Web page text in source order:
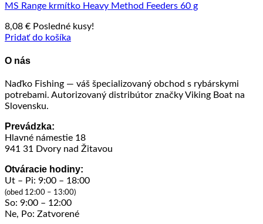
MS Range krmítko Heavy Method Feeders 60 g
8,08 € Posledné kusy!
Pridať do košíka
O nás
Naďko Fishing — váš špecializovaný obchod s rybárskymi
potrebami. Autorizovaný distribútor značky Viking Boat na
Slovensku.
Prevádzka:
Hlavné námestie 18
941 31 Dvory nad Žitavou
Otváracie hodiny:
Ut – Pi: 9:00 – 18:00
(obed 12:00 – 13:00)
So: 9:00 – 12:00
Ne, Po: Zatvorené